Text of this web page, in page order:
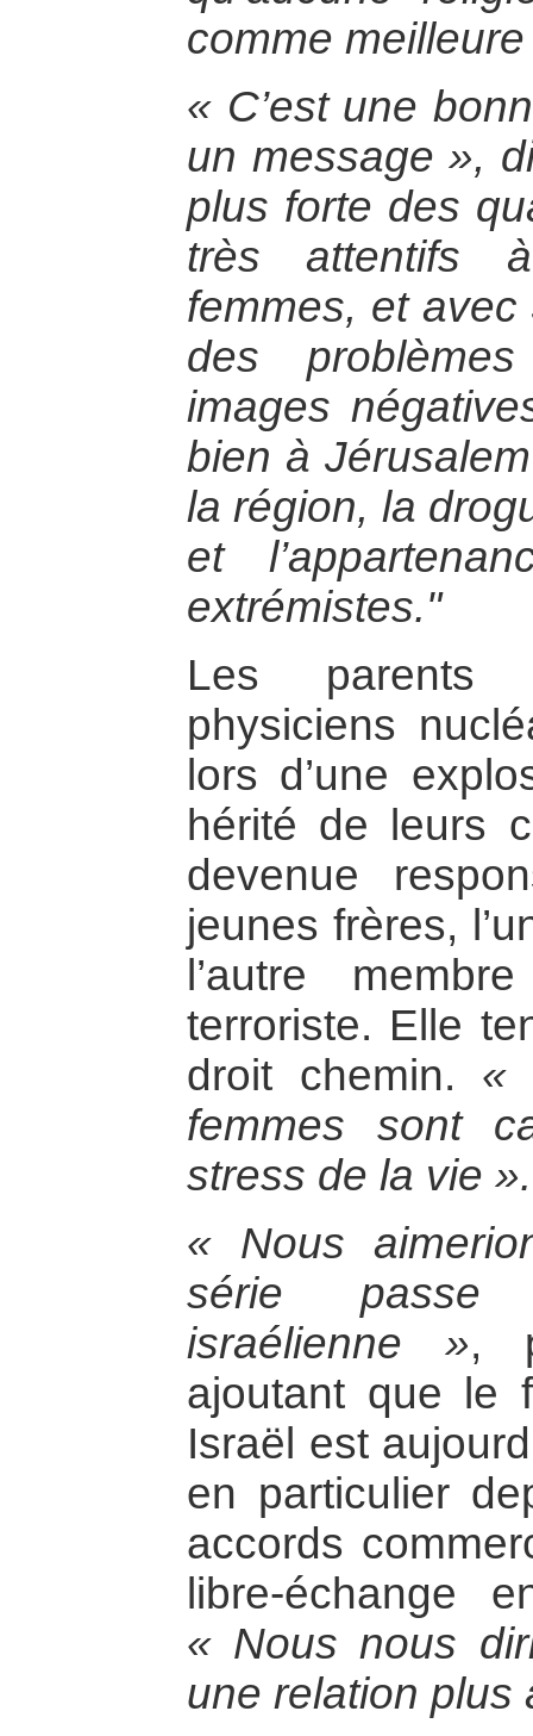
comme
« C’est une
un message »,
plus forte des
très attentifs
femmes, et
des
images
bien à
la région, la
et
extrémistes."
Les parents
physiciens
lors d’une
hérité de leurs
devenue
jeunes frères,
l’autre
terroriste. Elle
droit chemin. «
femmes sont
stress de la vie ».
« Nous
série
israélienne »,
ajoutant que le
Israël est
en particulier
accords
libre-échange
« Nous nous
une relation plus